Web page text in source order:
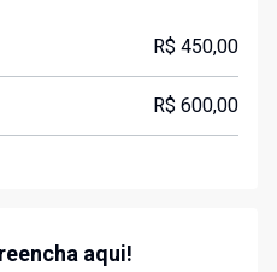
R$ 450,00
R$ 600,00
aqui!